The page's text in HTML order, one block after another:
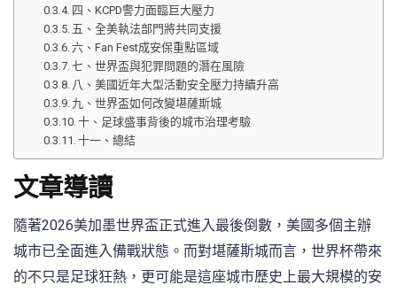
四、KCPD警力面臨巨大壓力
五、全美執法部門將共同支援
六、Fan Fest成安保重點區域
七、世界盃與犯罪問題的潛在風險
八、美國近年大型活動安全壓力持續升高
九、世界盃如何改變堪薩斯城
十、足球盛事背後的城市治理考驗
十一、總結
文章導讀
隨著2026美加墨世界盃正式進入最後倒數，美國多個主辦
城市已全面進入備戰狀態。而對堪薩斯城而言，世界杯帶來
的不只是足球狂熱，更可能是這座城市歷史上最大規模的安